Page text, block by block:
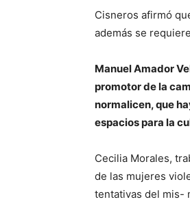
Cisneros afirmó
además se
Manuel Amador
promotor de la
normalicen, que
espacios para la
Cecilia Morales,
de las mujeres
tentativas del mis-